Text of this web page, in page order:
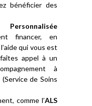
bénéficier des
financer, en
qui vous est
appel à un
à
(Service de Soins
comme l’ALS